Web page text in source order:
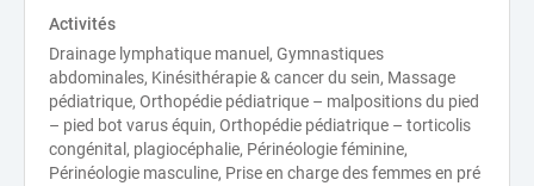
Activités
Drainage lymphatique manuel, Gymnastiques
abdominales, Kinésithérapie & cancer du sein, Massage
pédiatrique, Orthopédie pédiatrique – malpositions du pied
– pied bot varus équin, Orthopédie pédiatrique – torticolis
congénital, plagiocéphalie, Périnéologie féminine,
Périnéologie masculine, Prise en charge des femmes en pré